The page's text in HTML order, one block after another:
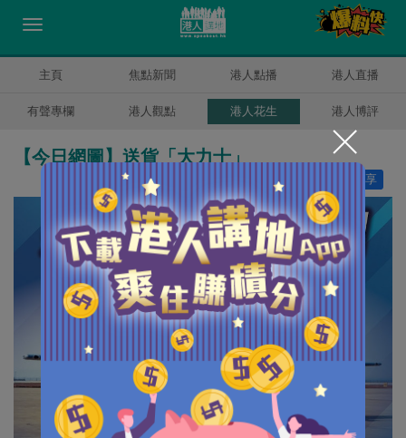
主頁 焦點新聞 港人點播 港人直播
有聲專欄 港人觀點 港人花生 港人博評
【今日網圖】送貨「大力士」
分享
讚好